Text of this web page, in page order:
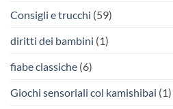
Consigli e trucchi (59)
diritti dei bambini (1)
fiabe classiche (6)
Giochi sensoriali col kamishibai (1)